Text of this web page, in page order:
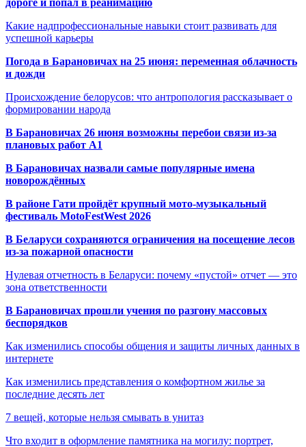
Какие надпрофессиональные навыки стоит развивать для
успешной карьеры
Погода в Барановичах на 25 июня: переменная облачность
и дожди
Происхождение белорусов: что антропология рассказывает о
формировании народа
В Барановичах 26 июня возможны перебои связи из-за
плановых работ A1
В Барановичах назвали самые популярные имена
новорождённых
В районе Гати пройдёт крупный мото-музыкальный
фестиваль MotoFestWest 2026
В Беларуси сохраняются ограничения на посещение лесов
из-за пожарной опасности
Нулевая отчетность в Беларуси: почему «пустой» отчет — это
зона ответственности
В Барановичах прошли учения по разгону массовых
беспорядков
Как изменились способы общения и защиты личных данных в
интернете
Как изменились представления о комфортном жилье за
последние десять лет
7 вещей, которые нельзя смывать в унитаз
Что входит в оформление памятника на могилу: портрет,